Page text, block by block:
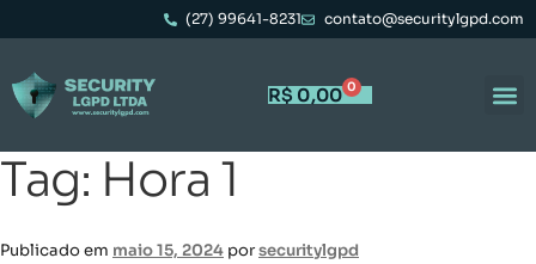
(27) 99641-8231 contato@securitylgpd.com
R$ 0,00 0
Tag: Hora 1
Publicado em maio 15, 2024 porsecuritylgpd